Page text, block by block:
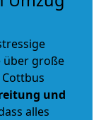
über große
und
alles